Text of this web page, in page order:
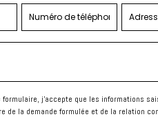
formulaire, j'accepte que les informations
de la demande formulée et de la relation